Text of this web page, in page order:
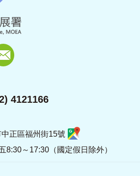
4121166
正區福州街15號
8:30～17:30（國定假日除外）